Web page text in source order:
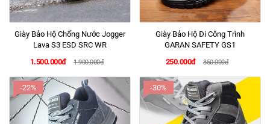
Giày Bảo Hộ Chống Nước Jogger
Lava S3 ESD SRC WR
1.500.000đ
1.900.000đ
Giày Bảo Hộ Đi Công Trình
GARAN SAFETY GS1
250.000đ
350.000đ
-22% -30%